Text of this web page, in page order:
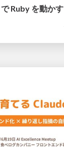
Ruby を動かす